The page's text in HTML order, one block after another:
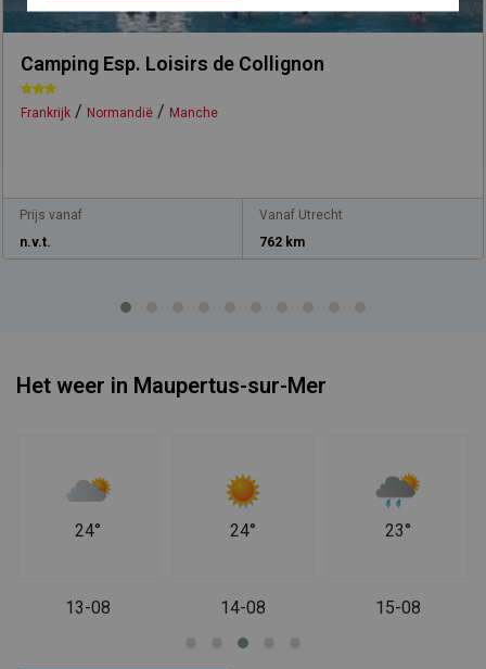
Camping Esp. Loisirs de Collignon
Frankrijk / Normandië / Manche
Prijs vanaf
n.v.t.
Vanaf Utrecht
762 km
Het weer in Maupertus-sur-Mer
24°
13-08
24°
14-08
23°
15-08